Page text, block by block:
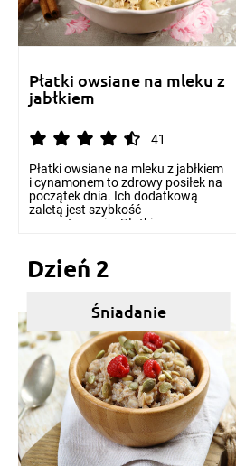
Płatki owsiane na mleku z
jabłkiem
41
Płatki owsiane na mleku z jabłkiem
i cynamonem to zdrowy posiłek na
początek dnia. Ich dodatkową
zaletą jest szybkość
przygotowania. Płatki ...
Dzień 2
Śniadanie